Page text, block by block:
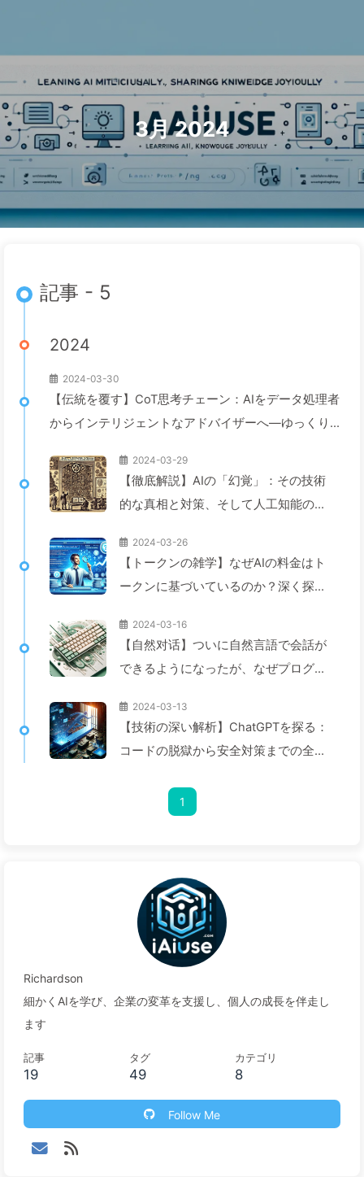
3月 2024
記事 - 5
2024
2024-03-30
【伝統を覆す】CoT思考チェーン：AIをデータ処理者
からインテリジェントなアドバイザーへ—ゆっくり学
2024-03-29
【徹底解説】AIの「幻覚」：その技術
的な真相と対策、そして人工知能の未
2024-03-26
【トークンの雑学】なぜAIの料金はト
ークンに基づいているのか？深く探っ
2024-03-16
【自然对话】ついに自然言語で会話が
できるようになったが、なぜプログラ
くり学ぶAI029
2024-03-13
【技術の深い解析】ChatGPTを探る：
コードの脱獄から安全対策までの全過
1
Richardson
細かくAIを学び、企業の変革を支援し、個人の成長を伴走し
ます
記事
19
タグ
49
カテゴリ
8
Follow Me